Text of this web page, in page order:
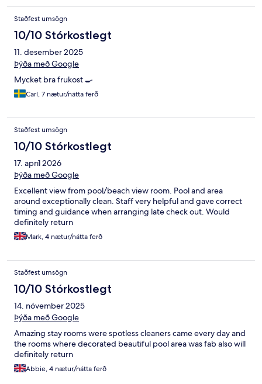
Staðfest umsögn
10/10 Stórkostlegt
11. desember 2025
Þýða með Google
Mycket bra frukost 🍳
Carl, 7 nætur/nátta ferð
Staðfest umsögn
10/10 Stórkostlegt
17. apríl 2026
Þýða með Google
Excellent view from pool/beach view room. Pool and area
around exceptionally clean. Staff very helpful and gave correct
timing and guidance when arranging late check out. Would
definitely return
Mark, 4 nætur/nátta ferð
Staðfest umsögn
10/10 Stórkostlegt
14. nóvember 2025
Þýða með Google
Amazing stay rooms were spotless cleaners came every day and
the rooms where decorated beautiful pool area was fab also will
definitely return
Abbie, 4 nætur/nátta ferð